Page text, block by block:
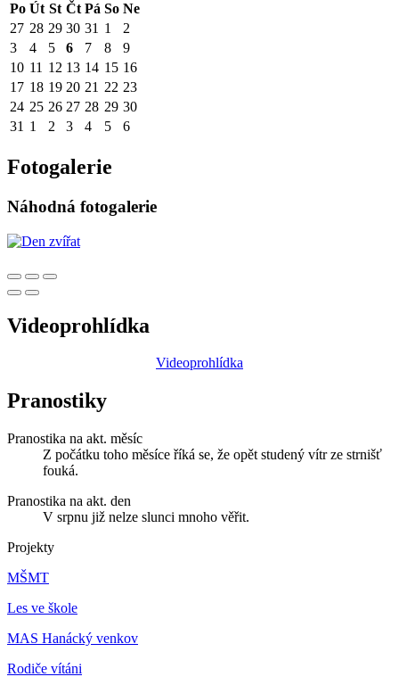
Po Út St Čt Pá So Ne
27 28 29 30 31 1
2
3
4 5 6 7 8
9
10 11 12 13 14 15 16
17 18 19 20 21 22 23
24 25 26 27 28 29 30
31 1 2 3 4 5 6
Fotogalerie
Náhodná fotogalerie
Videoprohlídka
Videoprohlídka
Pranostiky
Pranostika na akt. měsíc
Z počátku toho měsíce říká se, že opět studený vítr ze strnišť
fouká.
Pranostika na akt. den
V srpnu již nelze slunci mnoho věřit.
Projekty
MŠMT
Les ve škole
MAS Hanácký venkov
Rodiče vítáni